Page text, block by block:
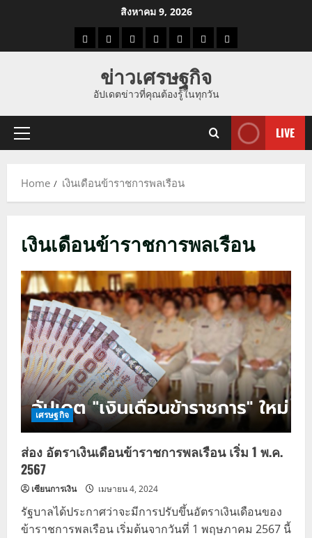
สิงหาคม 9, 2026
ราคาแนว
ราคา
ทอง
ข่าว
นี้
ข่าว
ดูด
ที่
ผู้ชาย
ข่าวเศรษฐกิจ
อัปเดตข่าวที่คุณต้องรู้ในทุกวัน
Primary
LIVE
Home เงินเดือนข้าราชการพลเรือน
เงินเดือนข้าราชการพลเรือน
เศรษฐกิจ
ส่อง อัตราเงินเดือนข้าราชการพลเรือน เริ่ม 1 พ.ค.
2567
เซียนการเงิน เมษายน 4, 2024
รัฐบาลได้ประกาศว่าจะมีการปรับขึ้นอัตราเงินเดือนของ
ข้าราชการพลเรือน เริ่มต้นจากวันที่ 1 พฤษภาคม 2567 นี้